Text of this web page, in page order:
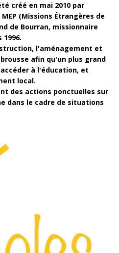
créé en mai 2010 par
(Missions Étrangères de
de Bourran, missionnaire
1996.
l'aménagement et
afin qu'un plus grand
à l'éducation, et
local.
des actions ponctuelles sur
dans le cadre de situations